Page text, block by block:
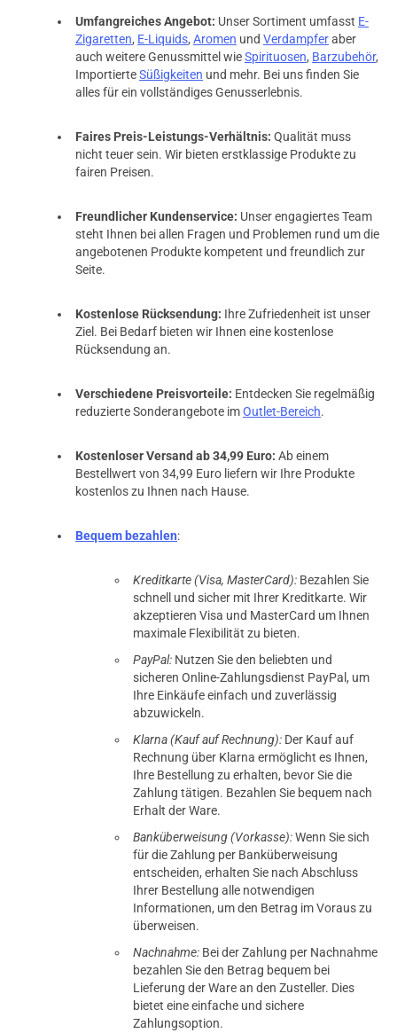
Umfangreiches Angebot: Unser Sortiment umfasst E-
Zigaretten, E-Liquids, Aromen und Verdampferaber
auch weitere Genussmittel wieSpirituosen, Barzubehör,
ImportierteSüßigkeiten und mehr. Bei uns finden Sie
alles für ein vollständiges Genusserlebnis.
Faires Preis-Leistungs-Verhältnis: Qualität muss
nicht teuer sein. Wir bieten erstklassige Produkte zu
fairen Preisen.
Freundlicher Kundenservice: Unser engagiertes Team
steht Ihnen bei allen Fragen und Problemen rund um die
angebotenen Produkte kompetent und freundlich zur
Seite.
Kostenlose Rücksendung: Ihre Zufriedenheit ist unser
Ziel. Bei Bedarf bieten wir Ihnen eine kostenlose
Rücksendung an.
Verschiedene Preisvorteile: Entdecken Sie regelmäßig
reduzierte Sonderangebote imOutlet-Bereich.
Kostenloser Versand ab 34,99 Euro: Ab einem
Bestellwert von 34,99 Euro liefern wir Ihre Produkte
kostenlos zu Ihnen nach Hause.
Bequem bezahlen:
Kreditkarte (Visa, MasterCard): Bezahlen Sie
schnell und sicher mit Ihrer Kreditkarte. Wir
akzeptieren Visa und MasterCard um Ihnen
maximale Flexibilität zu bieten.
PayPal: Nutzen Sie den beliebten und
sicheren Online-Zahlungsdienst PayPal, um
Ihre Einkäufe einfach und zuverlässig
abzuwickeln.
Klarna (Kauf auf Rechnung): Der Kauf auf
Rechnung über Klarna ermöglicht es Ihnen,
Ihre Bestellung zu erhalten, bevor Sie die
Zahlung tätigen. Bezahlen Sie bequem nach
Erhalt der Ware.
Banküberweisung (Vorkasse):Wenn Sie sich
für die Zahlung per Banküberweisung
entscheiden, erhalten Sie nach Abschluss
Ihrer Bestellung alle notwendigen
Informationen, um den Betrag im Voraus zu
überweisen.
Nachnahme: Bei der Zahlung per Nachnahme
bezahlen Sie den Betrag bequem bei
Lieferung der Ware an den Zusteller. Dies
bietet eine einfache und sichere
Zahlungsoption.